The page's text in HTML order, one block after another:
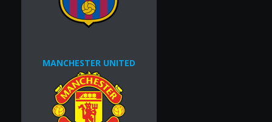
MANCHESTER UNITED